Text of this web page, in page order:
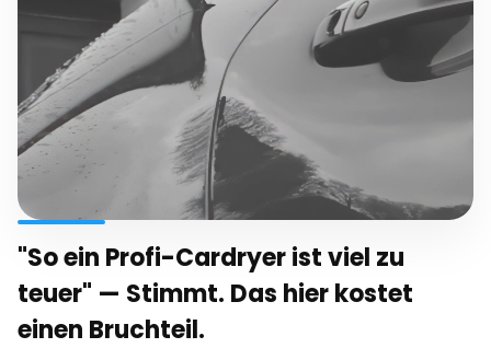
"So ein Profi-Cardryer ist viel zu
teuer" — Stimmt. Das hier kostet
einen Bruchteil.